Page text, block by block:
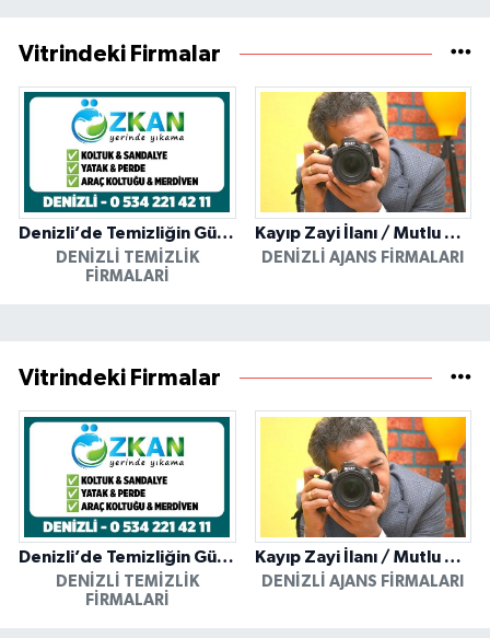
Vitrindeki Firmalar
Denizli’de Temizliğin Güvenilir Adresi: Özkan Yerinde Yıkama
DENIZLI TEMIZLIK
FIRMALARI
Kayıp Zayi İlanı / Mutlu Ajans / Denizli
DENIZLI AJANS FIRMALARI
Vitrindeki Firmalar
Denizli’de Temizliğin Güvenilir Adresi: Özkan Yerinde Yıkama
DENIZLI TEMIZLIK
FIRMALARI
Kayıp Zayi İlanı / Mutlu Ajans / Denizli
DENIZLI AJANS FIRMALARI